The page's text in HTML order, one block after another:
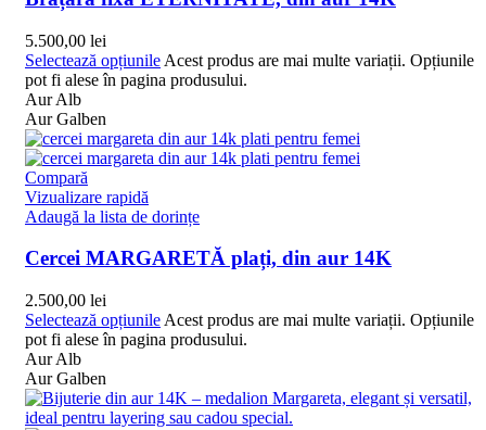
5.500,00 lei
Selectează opțiunile Acest produs are mai multe variații. Opțiunile
pot fi alese în pagina produsului.
Aur Alb
Aur Galben
Compară
Vizualizare rapidă
Adaugă la lista de dorințe
Cercei MARGARETĂ plați, din aur 14K
2.500,00 lei
Selectează opțiunile Acest produs are mai multe variații. Opțiunile
pot fi alese în pagina produsului.
Aur Alb
Aur Galben